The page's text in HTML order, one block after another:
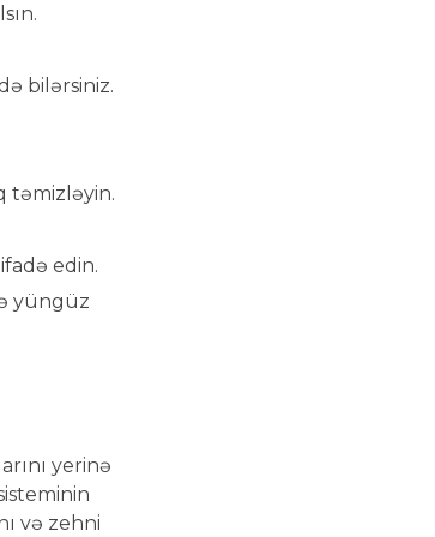
bilərsiniz.
təmizləyin.
edin.
yüngüz
yerinə
və zehni